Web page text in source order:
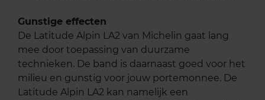
Gunstige effecten
De Latitude Alpin LA2 van Michelin gaat lang
mee door toepassing van duurzame
technieken. De band is daarnaast goed voor het
milieu en gunstig voor jouw portemonnee. De
Latitude Alpin LA2 kan namelijk een